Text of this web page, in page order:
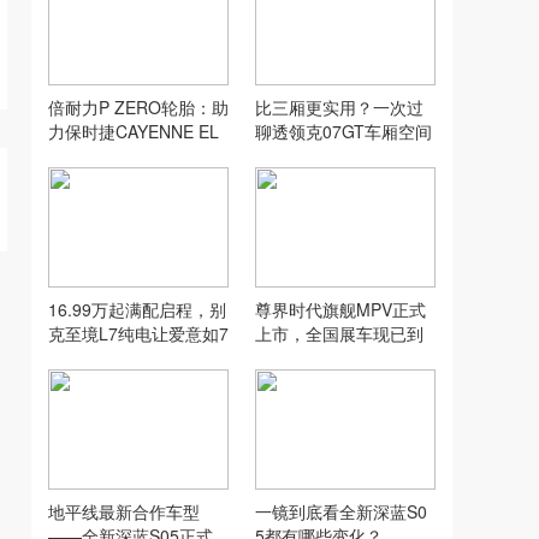
倍耐力P ZERO轮胎：助
力保时捷CAYENNE EL
比三厢更实用？一次过
聊透领克07GT车厢空间
16.99万起满配启程，别
克至境L7纯电让爱意如7
尊界时代旗舰MPV正式
上市，全国展车现已到
地平线最新合作车型
一镜到底看全新深蓝S0